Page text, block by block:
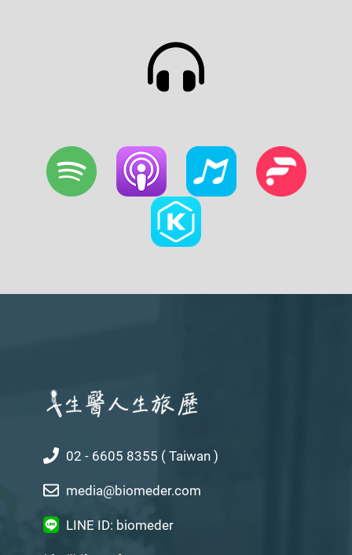
02 - 6605 8355 ( Taiwan )
media@biomeder.com
LINE ID: biomeder